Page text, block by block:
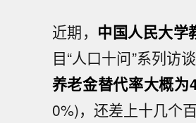
近期， 中国人民大学
目“人口十问”系列访
养老金替代率大概为
0%)，还差上十几个